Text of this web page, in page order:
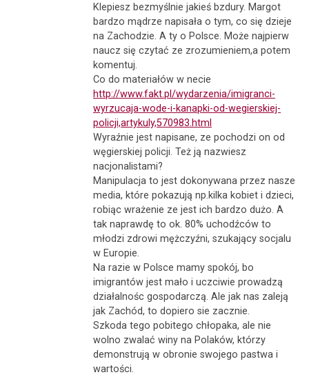
Klepiesz bezmyślnie jakieś bzdury. Margot
bardzo mądrze napisała o tym, co się dzieje
na Zachodzie. A ty o Polsce. Może najpierw
naucz się czytać ze zrozumieniem,a potem
komentuj.
Co do materiałów w necie
http://www.fakt.pl/wydarzenia/imigranci-
wyrzucaja-wode-i-kanapki-od-wegierskiej-
policji,artykuly,570983.html
Wyraźnie jest napisane, ze pochodzi on od
węgierskiej policji. Też ją nazwiesz
nacjonalistami?
Manipulacja to jest dokonywana przez nasze
media, które pokazują np.kilka kobiet i dzieci,
robiąc wrażenie ze jest ich bardzo dużo. A
tak naprawdę to ok. 80% uchodźców to
młodzi zdrowi mężczyźni, szukający socjalu
w Europie.
Na razie w Polsce mamy spokój, bo
imigrantów jest mało i uczciwie prowadzą
działalnośc gospodarczą. Ale jak nas zaleją
jak Zachód, to dopiero sie zacznie.
Szkoda tego pobitego chłopaka, ale nie
wolno zwalać winy na Polaków, którzy
demonstrują w obronie swojego pastwa i
wartości.